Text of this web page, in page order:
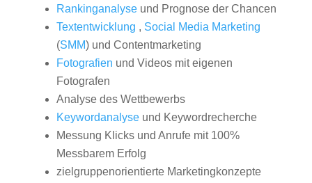
Rankinganalyseund Prognose der Chancen
Textentwicklung , Social Media Marketing
(SMM) und Contentmarketing
Fotografien und Videos mit eigenen
Fotografen
Analyse des Wettbewerbs
Keywordanalyseund Keywordrecherche
Messung Klicks und Anrufe mit 100%
Messbarem Erfolg
zielgruppenorientierte Marketingkonzepte